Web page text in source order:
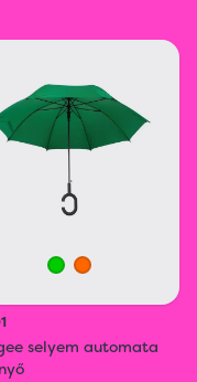
selyem automata